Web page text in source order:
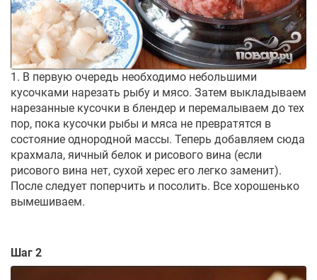
1. В первую очередь необходимо небольшими
кусочками нарезать рыбу и мясо. Затем выкладываем
нарезанные кусочки в блендер и перемалываем до тех
пор, пока кусочки рыбы и мяса не превратятся в
состояние однородной массы. Теперь добавляем сюда
крахмала, яичный белок и рисового вина (если
рисового вина нет, сухой херес его легко заменит).
После следует поперчить и посолить. Все хорошенько
вымешиваем.
Шаг 2